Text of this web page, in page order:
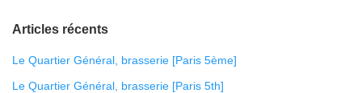
Articles récents
Le Quartier Général, brasserie [Paris 5ème]
Le Quartier Général, brasserie [Paris 5th]